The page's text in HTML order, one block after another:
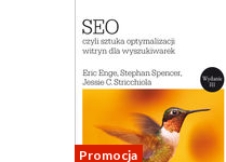
Promocja